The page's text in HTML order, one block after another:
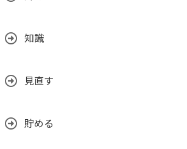
知識
見直す
貯める